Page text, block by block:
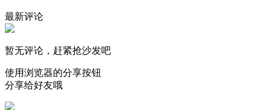
最新评论
暂无评论，赶紧抢沙发吧
使用浏览器的分享按钮
分享给好友哦